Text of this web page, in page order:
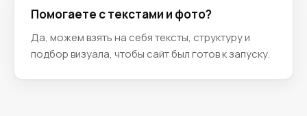
Помогаете с текстами и фото?
Да, можем взять на себя тексты, структуру и
подбор визуала, чтобы сайт был готов к запуску.